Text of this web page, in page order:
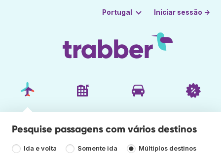
Portugal Iniciar sessão →
Pesquise passagens com vários destinos
Ida e volta Somente ida Múltiplos destinos